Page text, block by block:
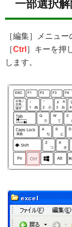
一部選択
［編集］メニュ
［Ctrl ］キーを押
します。